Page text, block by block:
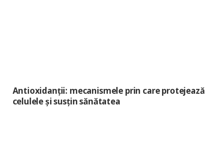
Antioxidanții: mecanismele prin care protejează
celulele și susțin sănătatea